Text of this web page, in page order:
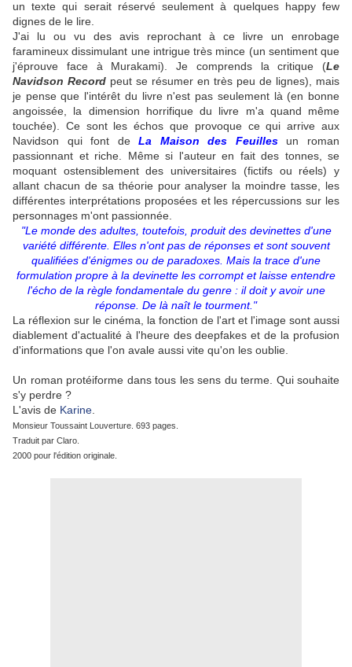
un texte qui serait réservé seulement à quelques happy few
dignes de le lire.
J'ai lu ou vu des avis reprochant à ce livre un enrobage
faramineux dissimulant une intrigue très mince (un sentiment que
j'éprouve face à Murakami). Je comprends la critique (Le
Navidson Record peut se résumer en très peu de lignes), mais
je pense que l'intérêt du livre n'est pas seulement là (en bonne
angoissée, la dimension horrifique du livre m'a quand même
touchée). Ce sont les échos que provoque ce qui arrive aux
Navidson qui font deLa Maison des Feuillesun roman
passionnant et riche. Même si l'auteur en fait des tonnes, se
moquant ostensiblement des universitaires (fictifs ou réels) y
allant chacun de sa théorie pour analyser la moindre tasse, les
différentes interprétations proposées et les répercussions sur les
personnages m'ont passionnée.
"Le monde des adultes, toutefois, produit des devinettes d'une
variété différente. Elles n'ont pas de réponses et sont souvent
qualifiées d'énigmes ou de paradoxes. Mais la trace d'une
formulation propre à la devinette les corrompt et laisse entendre
l'écho de la règle fondamentale du genre : il doit y avoir une
réponse. De là naît le tourment."
La réflexion sur le cinéma, la fonction de l'art et l'image sont aussi
diablement d'actualité à l'heure des deepfakes et de la profusion
d'informations que l'on avale aussi vite qu'on les oublie.
Un roman protéiforme dans tous les sens du terme. Qui souhaite
s'y perdre ?
L'avis de Karine
Monsieur Toussaint Louverture. 693 pages.
Traduit par Claro.
2000 pour l'édition originale.